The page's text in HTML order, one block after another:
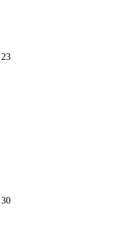
23
30